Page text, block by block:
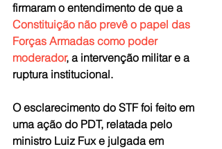
firmaram o entendimento de que a
Constituição não prevê o papel das
Forças Armadas como poder
moderador, a intervenção militar e a
ruptura institucional.
O esclarecimento do STF foi feito em
uma ação do PDT, relatada pelo
ministro Luiz Fux e julgada em